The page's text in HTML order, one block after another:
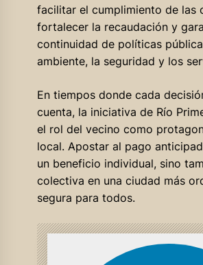
facilitar el cumplimiento de las
fortalecer la recaudación y
continuidad de políticas
ambiente, la seguridad y los
En tiempos donde cada
cuenta, la iniciativa de Río
el rol del vecino como
local. Apostar al pago
un beneficio individual, sino
colectiva en una ciudad más
segura para todos.